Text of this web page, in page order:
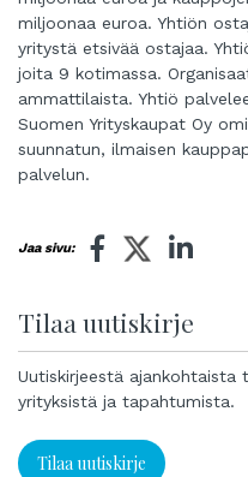
miljoonaa euroa. Yhtiön
yritystä etsivää ostajaa.
joita 9 kotimassa.
ammattilaista. Yhtiö
Suomen Yrityskaupat Oy
suunnatun, ilmaisen
palvelun.
Jaa sivu:
Tilaa uutiskirje
Uutiskirjeestä
yrityksistä ja tapahtumista.
Tilaa uutiskirje